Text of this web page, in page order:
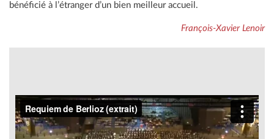
bénéficié à l’étranger d’un bien meilleur accueil.
François-Xavier Lenoir